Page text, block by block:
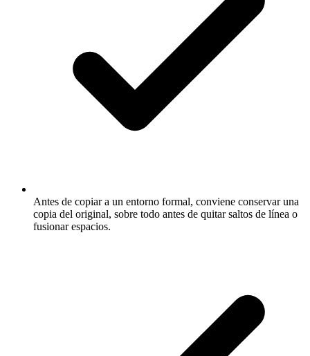
Antes de copiar a un entorno formal, conviene conservar una
copia del original, sobre todo antes de quitar saltos de línea o
fusionar espacios.